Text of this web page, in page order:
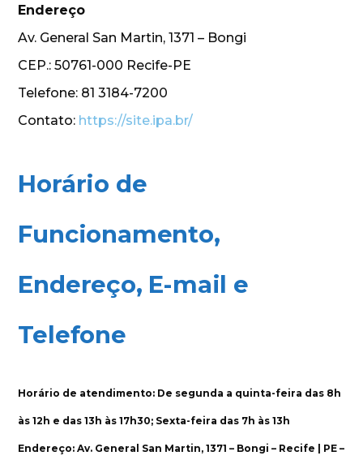
Endereço
Av. General San Martin, 1371 – Bongi
CEP.: 50761-000 Recife-PE
Telefone: 81 3184-7200
Contato: https://site.ipa.br/
Horário de
Funcionamento,
Endereço, E-mail e
Telefone
Horário de atendimento: De segunda a quinta-feira das 8h
às 12h e das 13h às 17h30; Sexta-feira das 7h às 13h
Endereço: Av. General San Martin, 1371 – Bongi – Recife | PE –